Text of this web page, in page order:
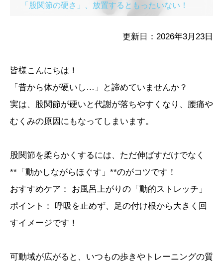
「股関節の硬さ」、放置するともったいない！
更新日：2026年3月23日
皆様こんにちは！
「昔から体が硬いし…」と諦めていませんか？
実は、股関節が硬いと代謝が落ちやすくなり、腰痛や
むくみの原因にもなってしまいます。
股関節を柔らかくするには、ただ伸ばすだけでなく
**「動かしながらほぐす」**のがコツです！
おすすめケア： お風呂上がりの「動的ストレッチ」
ポイント： 呼吸を止めず、足の付け根から大きく回
すイメージです！
可動域が広がると、いつもの歩きやトレーニングの質